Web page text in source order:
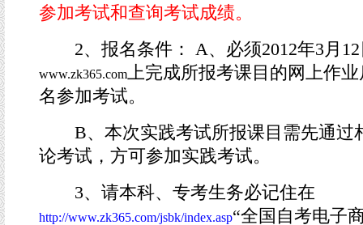
参加考试和查询考试成绩。
2、报名条件： A、必须2012年3月12
www.zk365.com上完成所报考课目的网上作
名参加考试。
B、本次实践考试所报课目需先通过
论考试，方可参加实践考试。
3、请本科、专考生务必记住在
http://www.zk365.com/jsbk/index.asp“全国自考电子